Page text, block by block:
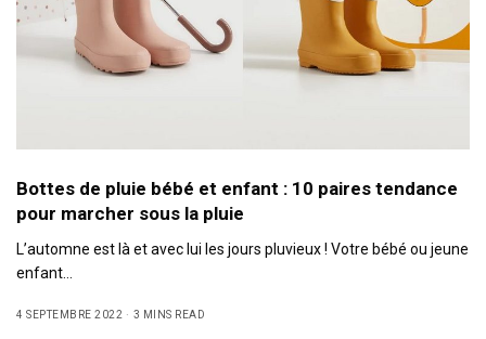
Bottes de pluie bébé et enfant : 10 paires tendance
pour marcher sous la pluie
L’automne est là et avec lui les jours pluvieux ! Votre bébé ou jeune
enfant…
4 SEPTEMBRE 2022 3 MINS READ